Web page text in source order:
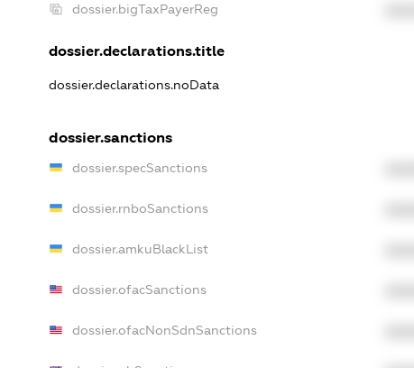
dossier.bigTaxPayerReg
dossier.declarations.title
dossier.declarations.noData
dossier.sanctions
dossier.specSanctions
dossier.rnboSanctions
dossier.amkuBlackList
dossier.ofacSanctions
dossier.ofacNonSdnSanctions